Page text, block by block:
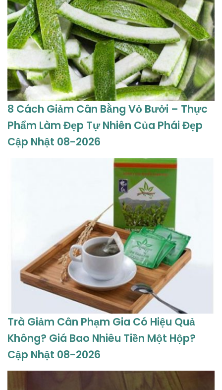
8 Cách Giảm Cân Bằng Vỏ Bưởi – Thực
Phẩm Làm Đẹp Tự Nhiên Của Phái Đẹp
Cập Nhật 08-2026
Trà Giảm Cân Phạm Gia Có Hiệu Quả
Không? Giá Bao Nhiêu Tiền Một Hộp?
Cập Nhật 08-2026